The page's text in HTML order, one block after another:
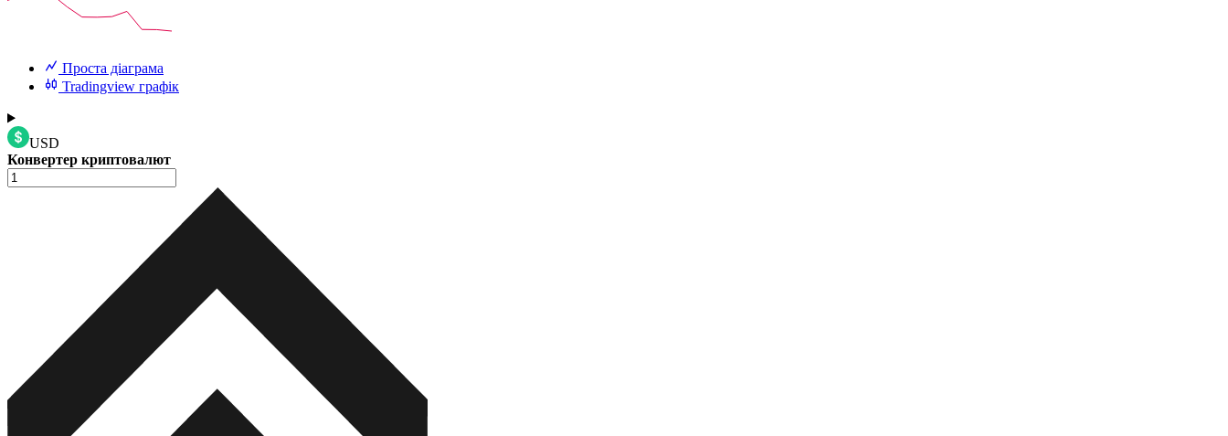
Проста діаграма
Tradingview графік
USD
Конвертер криптовалют